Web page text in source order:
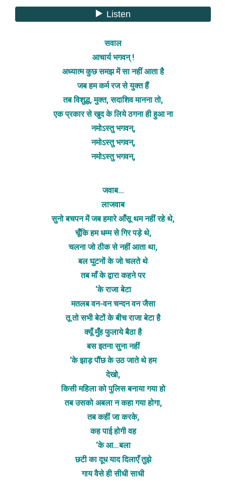
सवाल
आचार्य भगवन् !
अध्यात्म कुछ समझ में सा नहीं आता है
जब हम कर्म रज से युक्त हैं
तब विशुद्ध, मुक्त, सदाशिव मानना तो,
एक प्रकार से खुद के लिये ठगना ही हुआ ना
नमोऽस्तु भगवन्,
नमोऽस्तु भगवन्,
नमोऽस्तु भगवन्,
जवाब…
लाजवाब
सुनो बचपन में जब हमारे आँसू थम नहीं रहे थे,
चूँकि हम धम्म से गिर पड़े थे,
चलना जो ठीक से नहीं आता था,
बल घुटनों के जो चलते थे
तब माँ के द्वारा कहने पर
‘के राजा बेटा
मतलब वन-वन चन्दन वन जैसा
तू तो सभी बेटों के बीच राजा बेटा है
क्यूँ मुँह फुलाये बैठा है
बस इतना सुना नहीं
‘के झाड़ पौंछ के उठ जाते थे हम
देखो,
किसी महिला को पुलिस बनाया गया हो
तब उसको अबला न कहा गया होगा,
तब कहीं जा करके,
कह पाई होगी वह
‘के आ…बला
छटी का दूध याद दिलाएँ तुझे
गाय वैसे ही सीधी साधी